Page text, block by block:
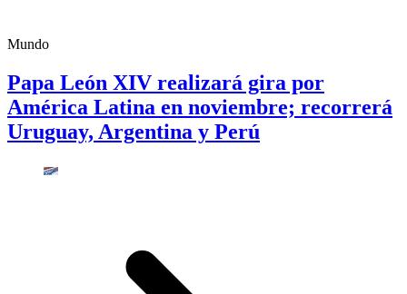
Mundo
Papa León XIV realizará gira por
América Latina en noviembre; recorrerá
Uruguay, Argentina y Perú